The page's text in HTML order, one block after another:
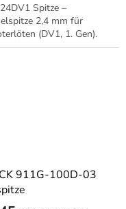
Spitze –
2,4 mm für
(DV1, 1. Gen).
911G-100D-03